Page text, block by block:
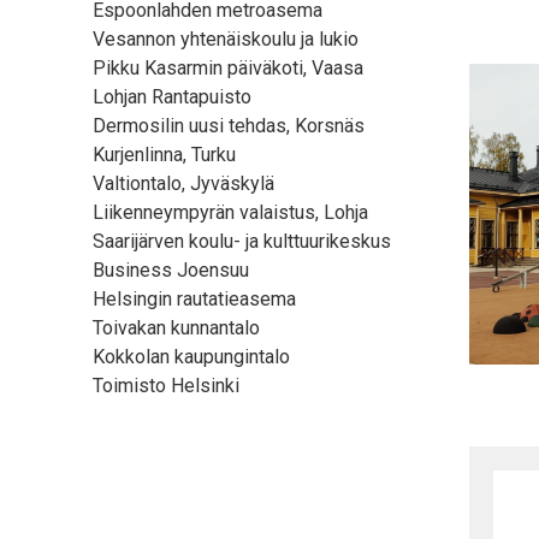
Espoonlahden metroasema
Vesannon yhtenäiskoulu ja lukio
Pikku Kasarmin päiväkoti, Vaasa
Lohjan Rantapuisto
Dermosilin uusi tehdas, Korsnäs
Kurjenlinna, Turku
Valtiontalo, Jyväskylä
Liikenneympyrän valaistus, Lohja
Saarijärven koulu- ja kulttuurikeskus
Business Joensuu
Helsingin rautatieasema
Toivakan kunnantalo
Kokkolan kaupungintalo
Toimisto Helsinki